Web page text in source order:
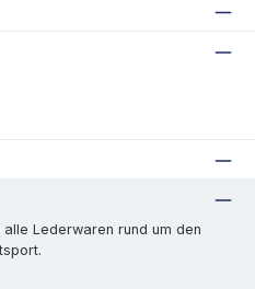
Lederwaren rund um den